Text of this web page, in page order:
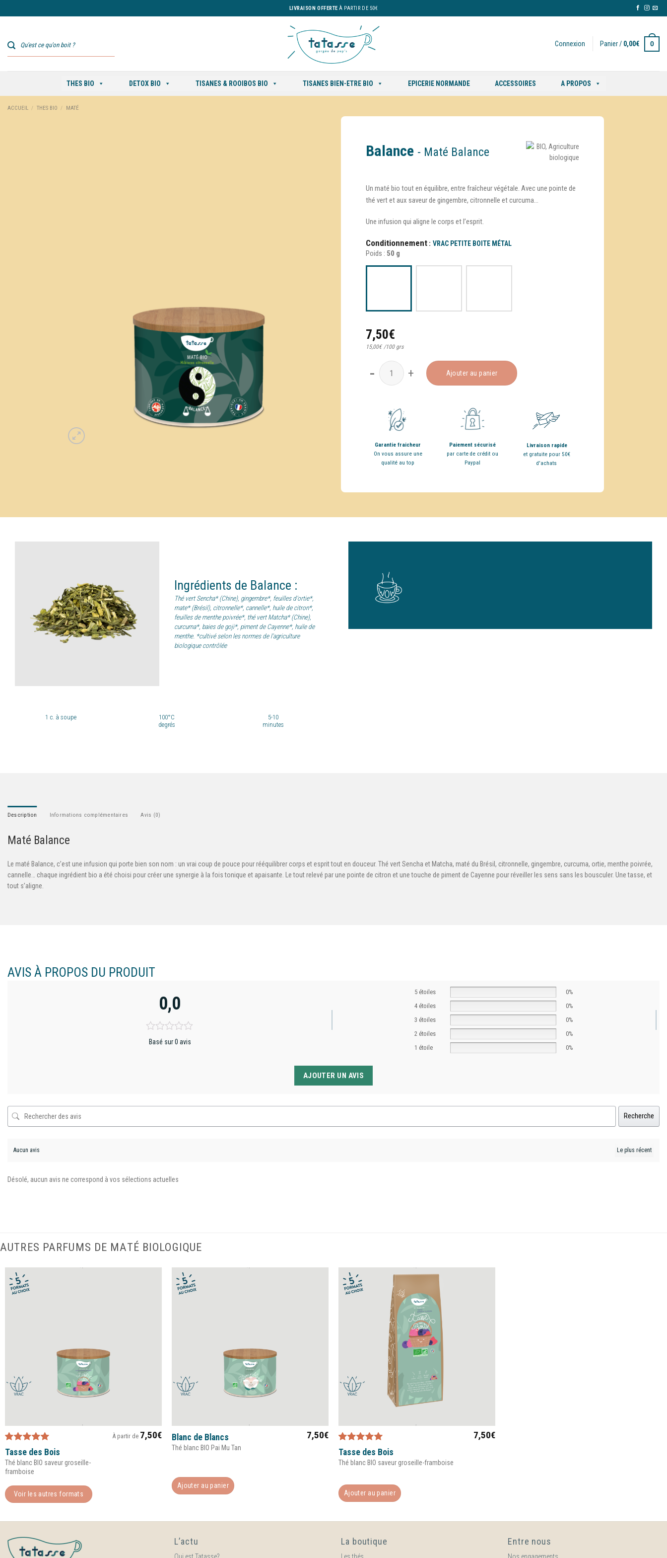
to
LIVRAISON OFFERTE À PARTIR DE 50€
Connexion Panier / 0,00€ 0
THES BIO DETOX BIO TISANES & ROOIBOS BIO TISANES BIEN-ETRE BIO EPICERIE NORMANDE ACCESSOIRES A PROPOS
ACCUEIL / THES BIO / MATÉ
Balance - Maté Balance
Un maté bio tout en équilibre, entre fraîcheur végétale. Avec une pointe de
thé vert et aux saveur de gingembre, citronnelle et curcuma…
Une infusion qui aligne le corps et l’esprit.
Conditionnement VRAC PETITE BOITE MÉTAL
Poids : 50 g
7,50€
15,00€ /100 grs
quantité de Balance
Ajouter au panier
Garantie fraicheur
On vous assure une
qualité au top
Paiement sécurisé
par carte de crédit ou
Paypal
Livraison rapide
et gratuite pour 50€
d'achats
Ingrédients de Balance :
Thé vert Sencha* (Chine), gingembre*, feuilles d'ortie*,
mate* (Brésil), citronnelle*, cannelle*, huile de citron*,
feuilles de menthe poivrée*, thé vert Matcha* (Chine),
curcuma*, baies de goji*, piment de Cayenne*, huile de
menthe. *cultivé selon les normes de l'agriculture
biologique contrôlée
1 c. à soupe
100°C
degrés
5-10
minutes
Description Informations complémentaires Avis (0)
Maté Balance
Le maté Balance, c’est une infusion qui porte bien son nom : un vrai coup de pouce pour rééquilibrer corps et esprit tout en douceur. Thé vert Sencha et Matcha, maté du Brésil, citronnelle, gingembre, curcuma, ortie, menthe poivrée,
cannelle… chaque ingrédient bio a été choisi pour créer une synergie à la fois tonique et apaisante. Le tout relevé par une pointe de citron et une touche de piment de Cayenne pour réveiller les sens sans les bousculer. Une tasse, et
tout s’aligne.
AVIS À PROPOS DU PRODUIT
0,0
Basé sur 0 avis
5 étoiles
0%
4 étoiles
0%
3 étoiles
0%
2 étoiles
0%
1 étoile
0%
AJOUTER UN AVIS
Recherche
Aucun avis
Désolé, aucun avis ne correspond à vos sélections actuelles
AUTRES PARFUMS DE MATÉ BIOLOGIQUE
Note5.00sur
5
Tasse des Bois
Thé blanc BIO saveur groseille-
framboise
À partir de 7,50€
Voir les autres formats
Blanc de Blancs
Thé blanc BIO Pai Mu Tan
7,50€
Ajouter au panier
Note5.00sur
5
Tasse des Bois
Thé blanc BIO saveur groseille-framboise
7,50€
Ajouter au panier
L’actu La boutique Entre nous